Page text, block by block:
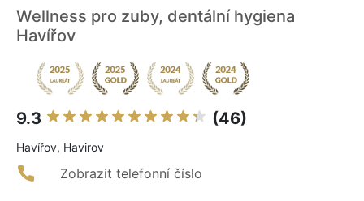
Wellness pro zuby, dentální hygiena
Havířov
9.3 (46)
Havířov, Havirov
Zobrazit telefonní číslo